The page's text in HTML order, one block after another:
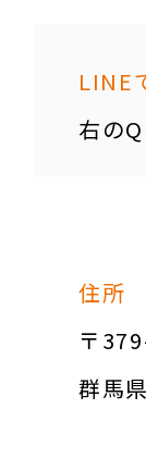
LINE
右の
住所
〒
群馬